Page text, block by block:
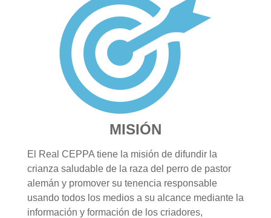
MISIÓN
El Real CEPPA tiene la misión de difundir la
crianza saludable de la raza del perro de pastor
alemán y promover su tenencia responsable
usando todos los medios a su alcance mediante la
información y formación de los criadores,